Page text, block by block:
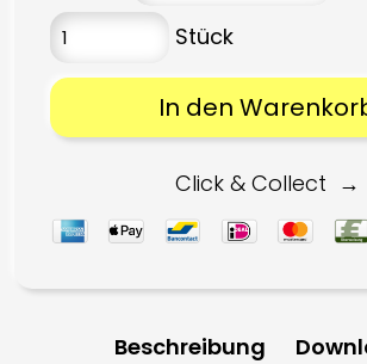
In den
Click & Collect
Beschreibung